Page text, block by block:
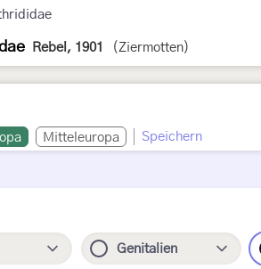
Rebel, 1901 (Ziermotten)
Mitteleuropa Speichern
Genitalien